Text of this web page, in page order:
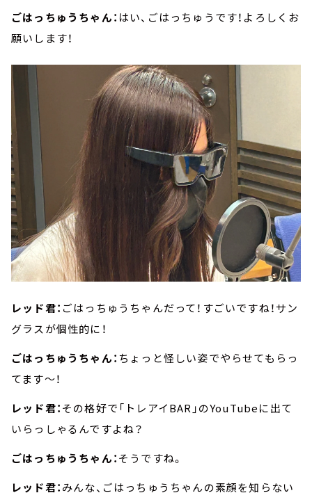
ごはっちゅうちゃん： はい、ごはっちゅうです！よろしくお
願いします！
レッド君： ごはっちゅうちゃんだって！すごいですね！サン
グラスが個性的に！
ごはっちゅうちゃん： ちょっと怪しい姿でやらせてもらっ
てます～！
レッド君：その格好で「トレアイBAR」のYouTubeに出て
いらっしゃるんですよね？
ごはっちゅうちゃん：そうですね。
レッド君：みんな、ごはっちゅうちゃんの素顔を知らない